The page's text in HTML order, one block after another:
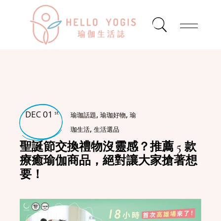
DEC 01 st 瑜珈話題,瑜珈好物,瑜
珈生活,生活選品
聖誕節交換禮物沒靈感？推薦 5 款
療癒瑜伽商品，絕對讓大家搶著想
要！